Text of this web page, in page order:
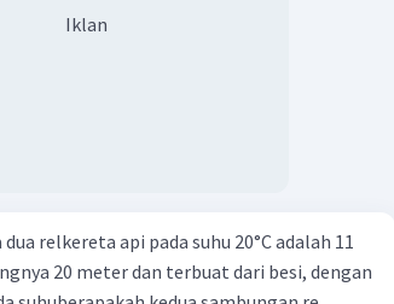
Iklan
relkereta api pada suhu 20°C adalah 11
20 meter dan terbuat dari besi, dengan